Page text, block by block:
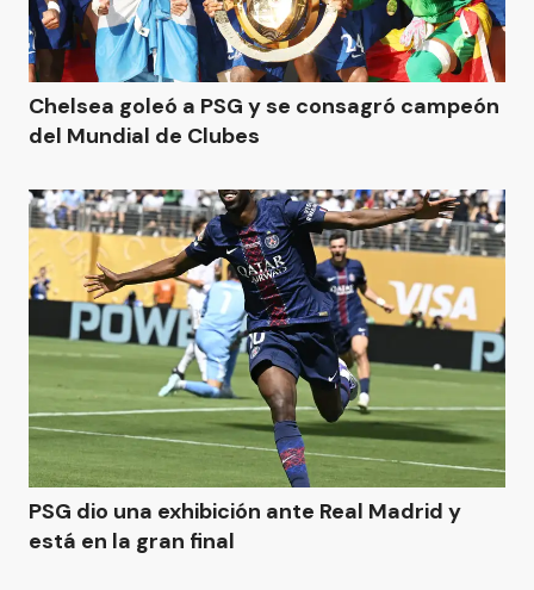
Chelsea goleó a PSG y se consagró campeón
del Mundial de Clubes
PSG dio una exhibición ante Real Madrid y
está en la gran final